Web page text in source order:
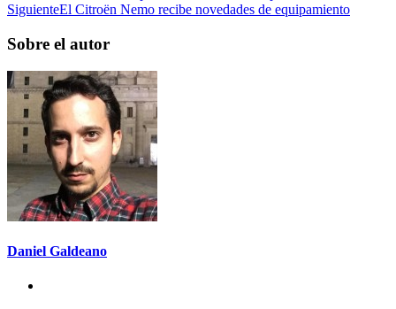
SiguienteEl Citroën Nemo recibe novedades de equipamiento
Sobre el autor
Daniel Galdeano